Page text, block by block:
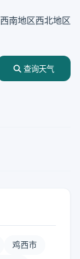
西南地区西北地区
查询天气
鸡西市